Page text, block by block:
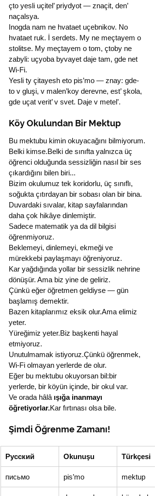
çto yesli uçitel’ priydyot — znaçit, den’
naçalsya.
Inogda nam ne hvataet uçebnikov. No
hvataet ruk. İ serdets. My ne meçtayem o
stolitse. My meçtayem o tom, çtoby ne
zabyli: uçyoba byvayet daje tam, gde net
Wi-Fi.
Yesli ty çitayesh eto pis’mo — znay: gde-
to v gluşi, v malen’koy derevne, est’ şkola,
gde uçat verit’ v svet. Daje v metel’.
Köy Okulundan Bir Mektup
Bu mektubu kimin okuyacağını bilmiyorum.
Belki kimse.Belki de sınıfta yalnızca üç
öğrenci olduğunda sessizliğin nasıl bir ses
çıkardığını bilen biri...
Bizim okulumuz tek koridorlu, üç sınıflı,
soğukta çıtırdayan bir sobası olan bir bina.
Duvardaki sıvalar, kitap sayfalarından
daha çok hikâye dinlemiştir.
Sadece matematik ya da dil bilgisi
öğrenmiyoruz.
Beklemeyi, dinlemeyi, ekmeği ve
mürekkebi paylaşmayı öğreniyoruz.
Kar yağdığında yollar bir sessizlik nehrine
dönüşür. Ama biz yine de geliriz.
Çünkü eğer öğretmen geldiyse — gün
başlamış demektir.
Bazen kitaplarımız eksik olur.Ama elimiz
yeter.
Yüreğimiz yeter.Biz başkenti hayal
etmiyoruz.
Unutulmamak istiyoruz.Çünkü öğrenmek,
Wi-Fi olmayan yerlerde de olur.
Eğer bu mektubu okuyorsan bil:bir
yerlerde, bir köyün içinde, bir okul var.
Ve orada hâlâ ışığa inanmayı
öğretiyorlar.Kar fırtınası olsa bile.
Şimdi Öğrenme Zamanı!
Русский Okunuşu Türkçesi
письмо pis’mo mektup